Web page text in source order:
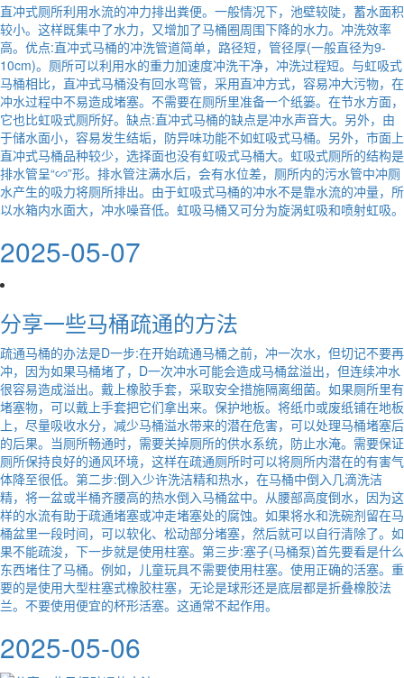
直冲式厕所利用水流的冲力排出粪便。一般情况下，池壁较陡，蓄水面积
较小。这样既集中了水力，又增加了马桶圈周围下降的水力。冲洗效率
高。优点:直冲式马桶的冲洗管道简单，路径短，管径厚(一般直径为9-
10cm)。厕所可以利用水的重力加速度冲洗干净，冲洗过程短。与虹吸式
马桶相比，直冲式马桶没有回水弯管，采用直冲方式，容易冲大污物，在
冲水过程中不易造成堵塞。不需要在厕所里准备一个纸篓。在节水方面，
它也比虹吸式厕所好。缺点:直冲式马桶的缺点是冲水声音大。另外，由
于储水面小，容易发生结垢，防异味功能不如虹吸式马桶。另外，市面上
直冲式马桶品种较少，选择面也没有虹吸式马桶大。虹吸式厕所的结构是
排水管呈“∽”形。排水管注满水后，会有水位差，厕所内的污水管中冲厕
水产生的吸力将厕所排出。由于虹吸式马桶的冲水不是靠水流的冲量，所
以水箱内水面大，冲水噪音低。虹吸马桶又可分为旋涡虹吸和喷射虹吸。
2025-05-07
分享一些马桶疏通的方法
疏通马桶的办法是D一步:在开始疏通马桶之前，冲一次水，但切记不要再
冲，因为如果马桶堵了，D一次冲水可能会造成马桶盆溢出，但连续冲水
很容易造成溢出。戴上橡胶手套，采取安全措施隔离细菌。如果厕所里有
堵塞物，可以戴上手套把它们拿出来。保护地板。将纸巾或废纸铺在地板
上，尽量吸收水分，减少马桶溢水带来的潜在危害，可以处理马桶堵塞后
的后果。当厕所畅通时，需要关掉厕所的供水系统，防止水淹。需要保证
厕所保持良好的通风环境，这样在疏通厕所时可以将厕所内潜在的有害气
体降至很低。第二步:倒入少许洗洁精和热水，在马桶中倒入几滴洗洁
精，将一盆或半桶齐腰高的热水倒入马桶盆中。从腰部高度倒水，因为这
样的水流有助于疏通堵塞或冲走堵塞处的腐蚀。如果将水和洗碗剂留在马
桶盆里一段时间，可以软化、松动部分堵塞，然后就可以自行清除了。如
果不能疏浚，下一步就是使用柱塞。第三步:塞子(马桶泵)首先要看是什么
东西堵住了马桶。例如，儿童玩具不需要使用柱塞。使用正确的活塞。重
要的是使用大型柱塞式橡胶柱塞，无论是球形还是底层都是折叠橡胶法
兰。不要使用便宜的杯形活塞。这通常不起作用。
2025-05-06